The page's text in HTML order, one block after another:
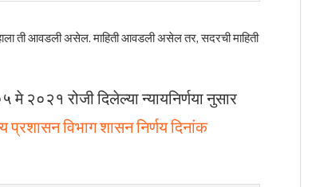
ती आवडली असेल. माहिती आवडली असेल तर, सदरची माहिती
२०२१ रोजी दिलेल्या न्यायनिर्णया नुसार
प्रशासन विभाग शासन निर्णय दिनांक